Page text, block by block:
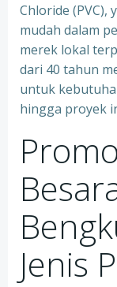
Chloride (PVC),
mudah dalam
merek lokal
dari 40 tahun
untuk
hingga proyek
Jenis